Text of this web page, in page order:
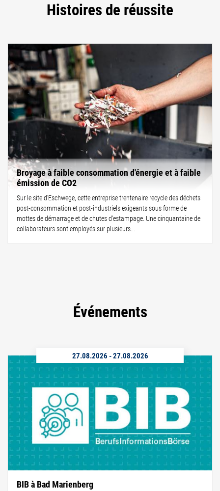
Histoires de réussite
Broyage à faible consommation d'énergie et à faible
émission de CO2
Sur le site d'Eschwege, cette entreprise trentenaire recycle des déchets
post-consommation et post-industriels exigeants sous forme de
mottes de démarrage et de chutes d'estampage. Une cinquantaine de
collaborateurs sont employés sur plusieurs...
Événements
27.08.2026 -27.08.2026
BIB à Bad Marienberg